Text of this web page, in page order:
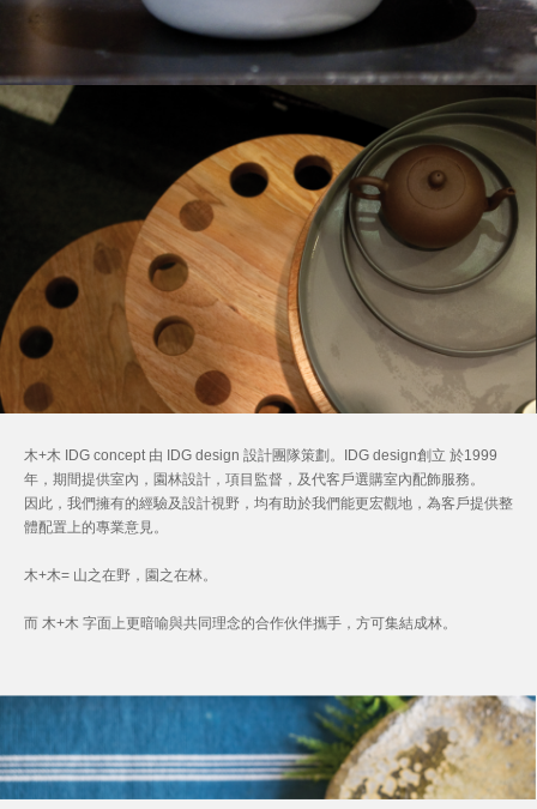
木+木 IDG concept 由 IDG design 設計團隊策劃。IDG design創立 於1999
年，期間提供室內，園林設計，項目監督，及代客戶選購室內配飾服務。
因此，我們擁有的經驗及設計視野，均有助於我們能更宏觀地，為客戶提供整
體配置上的專業意見。
木+木= 山之在野，園之在林。
而 木+木 字面上更暗喻與共同理念的合作伙伴攜手，方可集結成林。